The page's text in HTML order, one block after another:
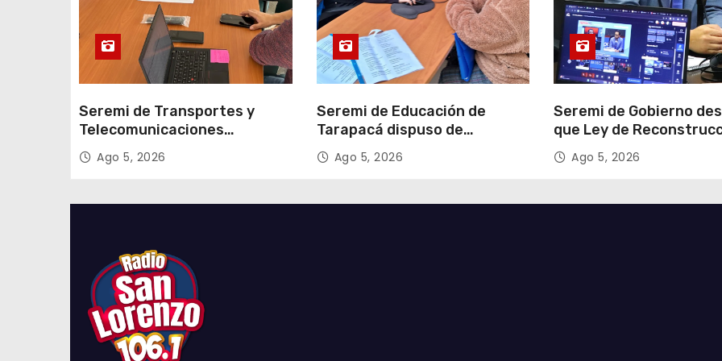
a
s
Seremi de Transportes y
Telecomunicaciones
encabezó primera mesa de
coordinación para el retiro de
Ago 5, 2026
Seremi de Educación de
Tarapacá dispuso de
facilitadores para apoyar
proceso de Admisión Escolar
Ago 5, 2026
Seremi de Gobierno
que Ley de
Nacional impulsará la
inversión y el empleo
Ago 5, 2026